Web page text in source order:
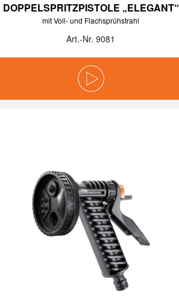
DOPPELSPRITZPISTOLE „ELEGANT“
mit Voll- und Flachsprühstrahl
Art.-Nr. 9081